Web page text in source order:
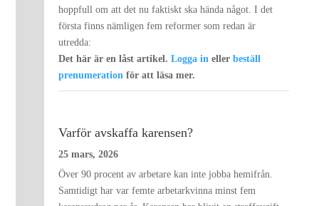
hoppfull om att det nu faktiskt ska hända något. I det
första finns nämligen fem reformer som redan är
utredda:
Det här är en låst artikel.Logga in ellerbeställ
prenumeration för att läsa mer.
Varför avskaffa karensen?
25 mars, 2026
Över 90 procent av arbetare kan inte jobba hemifrån.
Samtidigt har var femte arbetarkvinna minst fem